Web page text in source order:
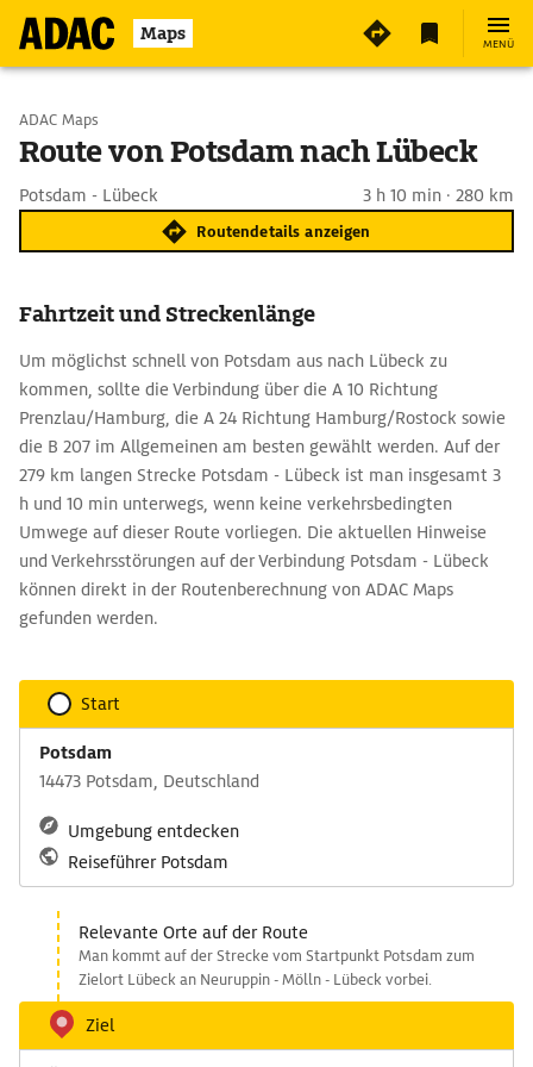
Maps MENÜ
Start wählen
ADAC Maps
Route von Potsdam nach Lübeck
Potsdam - Lübeck 3 h 10 min · 280 km
Routendetails anzeigen
Fahrtzeit und Streckenlänge
Um möglichst schnell von Potsdam aus nach Lübeck zu
kommen, sollte die Verbindung über die A 10 Richtung
Prenzlau/Hamburg, die A 24 Richtung Hamburg/Rostock sowie
die B 207 im Allgemeinen am besten gewählt werden. Auf der
279 km langen Strecke Potsdam - Lübeck ist man insgesamt 3
h und 10 min unterwegs, wenn keine verkehrsbedingten
Umwege auf dieser Route vorliegen. Die aktuellen Hinweise
und Verkehrsstörungen auf der Verbindung Potsdam - Lübeck
können direkt in der Routenberechnung von ADAC Maps
gefunden werden.
Start
Potsdam
14473 Potsdam, Deutschland
Umgebung entdecken
Reiseführer Potsdam
Relevante Orte auf der Route
Man kommt auf der Strecke vom Startpunkt Potsdam zum
Zielort Lübeck an Neuruppin - Mölln - Lübeck vorbei.
Ziel